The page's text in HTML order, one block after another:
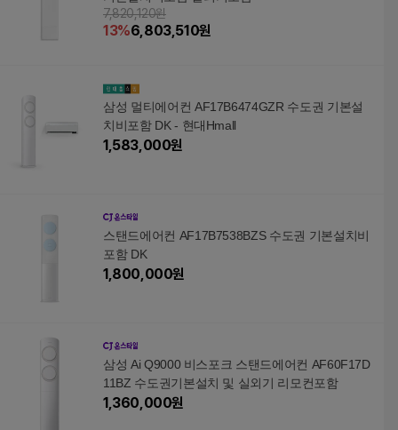
7,820,120원
13%6,803,510원
삼성 멀티에어컨 AF17B6474GZR 수도권 기본설
치비포함 DK - 현대Hmall
1,583,000원
스탠드에어컨 AF17B7538BZS 수도권 기본설치비
포함 DK
1,800,000원
삼성 Ai Q9000 비스포크 스탠드에어컨 AF60F17D
11BZ 수도권기본설치 및 실외기 리모컨포함
1,360,000원